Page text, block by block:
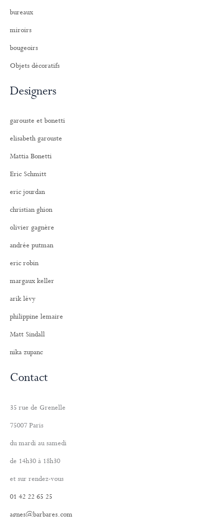
bureaux
miroirs
bougeoirs
Objets décoratifs
Designers
garouste et bonetti
elisabeth garouste
Mattia Bonetti
Eric Schmitt
eric jourdan
christian ghion
olivier gagnère
andrée putman
eric robin
margaux keller
arik lévy
philippine lemaire
Matt Sindall
nika zupanc
Contact
35 rue de Grenelle
75007 Paris
du mardi au samedi
de 14h30 à 18h30
et sur rendez-vous
01 42 22 65 25
agnes@barbares.com